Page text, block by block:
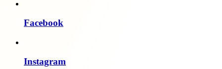
Facebook
Instagram